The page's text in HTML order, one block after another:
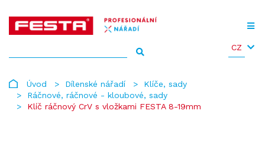
CZ
Úvod Dílenské nářadí
Klíče, sady
Ráčnové, ráčnové - kloubové, sady
Klíč ráčnový CrV s vložkami FESTA 8-19mm